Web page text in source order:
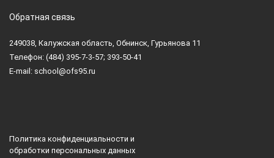
Обратная связь
249038, Калужская область, Обнинск, Гурьянова 11
Телефон: (484) 395-7-3-57; 393-50-41
E-mail: school@ofs95.ru
Политика конфиденциальности и
обработки персональных данных